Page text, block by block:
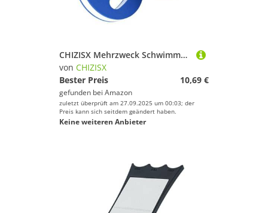
Sportausstattung
Sportbekleidung
Sportschuhe
Tischtennis
Turnen & Gymnastik
Deinem Sport.
CHIZISX Mehrzweck Schwimmwiderstandswerkzeug Mit Weichem Handheld Floating Resistenance Gerät Für Fitness Enthusiasten Verschiedene Ages Portables Übungsausrüstung
von CHIZISX
Bester Preis
10,69 €
gefunden bei Amazon
zuletzt überprüft am 27.09.2025 um 00:03; der
Preis kann sich seitdem geändert haben.
Keine weiteren Anbieter